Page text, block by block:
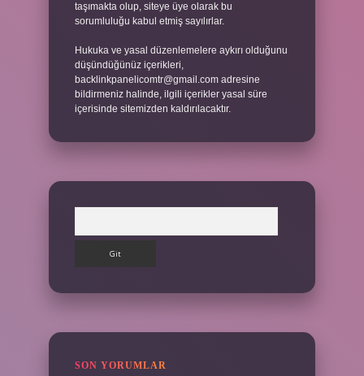
taşımakta olup, siteye üye olarak bu
sorumluluğu kabul etmiş sayılırlar.
Hukuka ve yasal düzenlemelere aykırı olduğunu
düşündüğünüz içerikleri,
backlinkpanelicomtr@gmail.com adresine
bildirmeniz halinde, ilgili içerikler yasal süre
içerisinde sitemizden kaldırılacaktır.
SON YORUMLAR